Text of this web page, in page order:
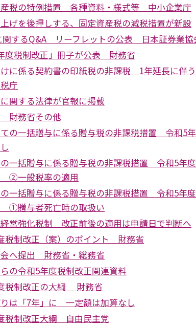
税の特例措置 各種資料・様式等 中小企業庁
げを後押しする、固定資産税の減税措置が新設
関するQ&A リーフレットの公表 日本証券業協
度税制改正」冊子が公表 財務省
に係る契約書の印紙税の非課税 1年延長に伴
庁
関する法律が官報に掲載
財務省その他
の一括贈与に係る贈与税の非課税措置 令和5
一括贈与に係る贈与税の非課税措置 令和5年
②一般税率の適用
一括贈与に係る贈与税の非課税措置 令和5年
①贈与者死亡時の取扱い
営強化税制 改正前後の適用は申請日で判断へ
税制改正（案）のポイント 財務省
へ提出 財務省・総務省
の令和5年度税制改正関連資料
税制改正の大綱 財務省
は「7年」に 一定額は加算なし
税制改正大綱 自由民主党